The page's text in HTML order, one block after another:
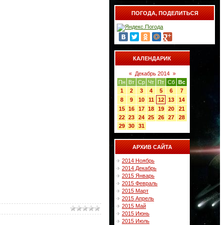
ПОГОДА, ПОДЕЛИТЬСЯ
КАЛЕНДАРИК
« Декабрь 2014 »
Пн Вт Ср Чт Пт Сб Вс
1
2 3 4 5 6
7
8
9 10 11 12 13
14
15 16 17 18 19 20
21
22 23 24 25 26 27
28
29 30 31
АРХИВ САЙТА
2014 Ноябрь
2014 Декабрь
2015 Январь
2015 Февраль
2015 Март
2015 Апрель
2015 Май
2015 Июнь
2015 Июль